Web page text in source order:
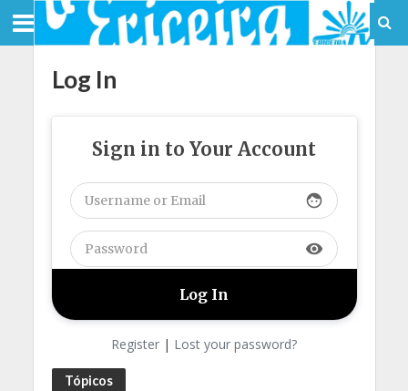
Log In
Sign in to Your Account
face
visibility
Register | Lost your password?
Tópicos